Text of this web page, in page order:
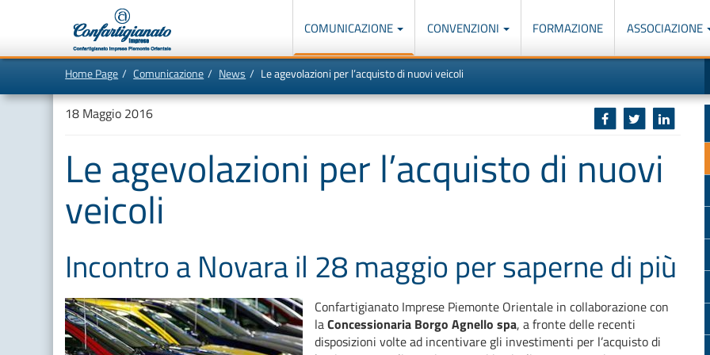
al
questa
Confartigianato
navigazione
principale:
COMUNICAZIONE CONVENZIONI FORMAZIONE ASSOCIAZIONE
Home Page Comunicazione News Le agevolazioni per l’acquisto di nuovi veicoli
18 Maggio 2016
Le agevolazioni per l’acquisto di nuovi
veicoli
Incontro a Novara il 28 maggio per saperne di più
Confartigianato Imprese Piemonte Orientale in collaborazione con
laConcessionaria Borgo Agnello spa, a fronte delle recenti
disposizioni volte ad incentivare gli investimenti per l’acquisto di